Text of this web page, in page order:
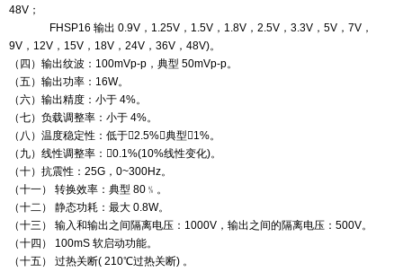
48V ；
FHSP16 输出 0.9V，1.25V， 1.5V ， 1.8V ， 2.5V ， 3.3V ， 5V ， 7V ，
9V ， 12V ， 15V ， 18V ， 24V ， 36V ， 48V)。
（四） 输出纹波： 100mVp-p ，典型 50mVp-p。
（五） 输出功率： 16W。
（六） 输出精度：小于 4%。
（七） 负载调整率：小于 4%。
（八） 温度稳定性：低于2.5%，典型1%。
（九） 线性调整率： 0.1%(10%线性变化)。
（十） 抗震性： 25G ， 0~300Hz。
（十一） 转换效率：典型 80 ﹪。
（十二） 静态功耗：最大 0.8W。
（十三） 输入和输出之间隔离电压： 1000V ，输出之间的隔离电压： 500V。
（十四） 100mS 软启动功能。
（十五） 过热关断( 210℃过热关断) 。